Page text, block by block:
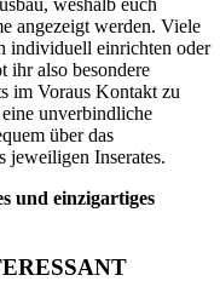
weshalb euch
angezeigt werden. Viele
individuell einrichten oder
ihr also besondere
im Voraus Kontakt zu
unverbindliche
über das
jeweiligen Inserates.
und einzigartiges